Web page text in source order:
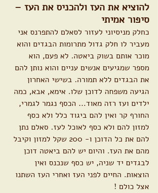
להוציא את העז ולהכניס את העז –
סיפור אמיתי
כחלק מניסיוני לעזור לסאלם להתפרנס אני
מעביר לו חלק גדול מתרומות הבגדים והוא
מוכר אותם בשוק ביאטה. לא פעם, הוא
מספר שמגיעים אנשים עניים והוא נותן להם
את הבגדים ללא תמורה. בשישי האחרון
הגיעה משפחה לדוכן שלו. אימא, אבא, כמה
ילדים ועז רזה מאוד... הכסף נגמר לגמרי,
החורף קר ואין להם ביגוד כלל ולא כסף
למזון להם ולא כסף לאוכל לעז. סאלם נתן
להם את כל הדוכן ו- 200 שקל למזון וקיבל
מהם את העז. והיום יש להם ביאטה דוכן
לבגדים יד שניה, יש כסף שנכנס ואין
הוצאות. החיים לפני העז ואחרי העז השתנו
אצל כולם !